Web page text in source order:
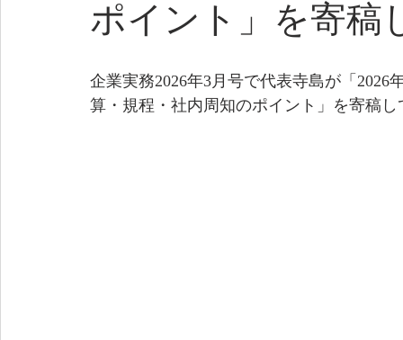
ポイント」を寄稿
企業実務2026年3月号で代表寺島が「
算・規程・社内周知のポイント」を寄稿